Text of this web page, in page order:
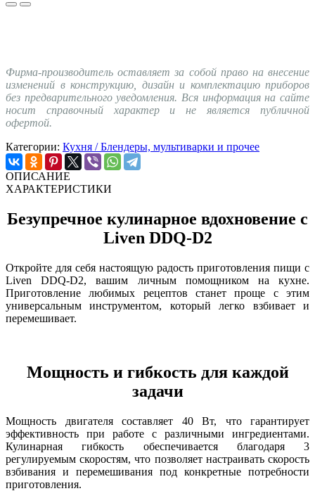
Фирма-производитель оставляет за собой право на внесение
изменений в конструкцию, дизайн и комплектацию приборов
без предварительного уведомления. Вся информация на сайте
носит справочный характер и не является публичной
офертой.
Категории: Кухня / Блендеры, мультиварки и прочее
ОПИСАНИЕ
ХАРАКТЕРИСТИКИ
Безупречное кулинарное вдохновение с
Liven DDQ-D2
Откройте для себя настоящую радость приготовления пищи с
Liven DDQ-D2, вашим личным помощником на кухне.
Приготовление любимых рецептов станет проще с этим
универсальным инструментом, который легко взбивает и
перемешивает.
Мощность и гибкость для каждой
задачи
Мощность двигателя составляет 40 Вт, что гарантирует
эффективность при работе с различными ингредиентами.
Кулинарная гибкость обеспечивается благодаря 3
регулируемым скоростям, что позволяет настраивать скорость
взбивания и перемешивания под конкретные потребности
приготовления.